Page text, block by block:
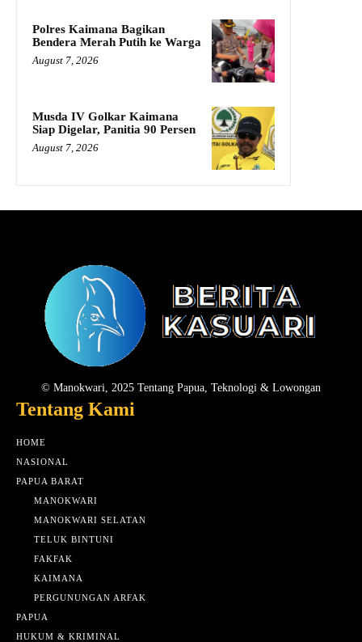
Polres Kaimana Bagikan
Bendera Merah Putih ke Warga
August 7, 2026
Musda IV Golkar Kaimana
Siap Digelar, Panitia 90 Persen
August 7, 2026
© Manokwari, 2025 Tentang Papua, Teknologi & Lowongan
Tentang Kami
HOME
NASIONAL
PAPUA BARAT
MANOKWARI
MANOKWARI SELATAN
TELUK BINTUNI
FAKFAK
KAIMANA
PERGUNUNGAN ARFAK
PAPUA
HUKUM & KRIMINAL